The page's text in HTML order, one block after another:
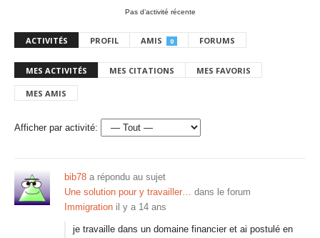
Pas d’activité récente
ACTIVITÉS PROFIL AMIS 0 FORUMS
MES ACTIVITÉS MES CITATIONS MES FAVORIS
MES AMIS
Afficher par activité:
bib78 a répondu au sujet
Une solution pour y travailler… dans le forum
Immigration il y a 14 ans
je travaille dans un domaine financier et ai postulé en